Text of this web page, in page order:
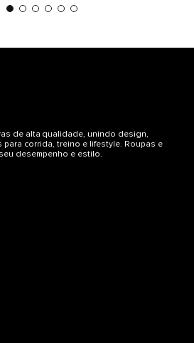
de alta qualidade, unindo design,
corrida, treino e lifestyle. Roupas e
desempenho e estilo.